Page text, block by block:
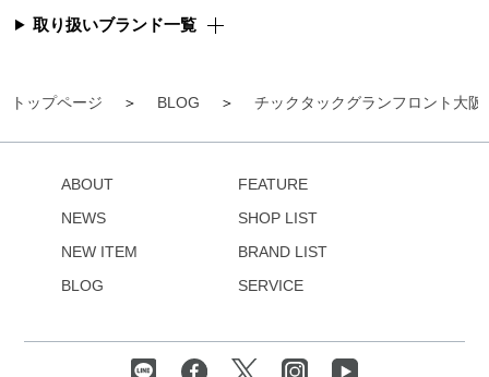
トップページ BLOG チックタックグランフロント大阪
取り扱いブランド一覧
ABOUT
NEWS
NEW ITEM
BLOG
FEATURE
SHOP LIST
BRAND LIST
SERVICE